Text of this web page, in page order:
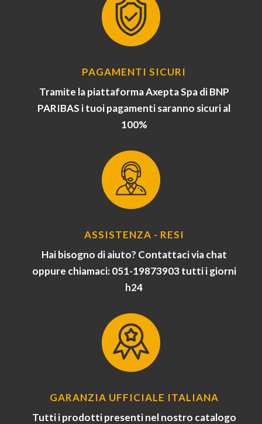
PAGAMENTI SICURI
Tramite la piattaforma Axepta Spa di BNP
PARIBAS i tuoi pagamenti saranno sicuri al
100%
ASSISTENZA - RESI
Hai bisogno di aiuto? Contattaci via chat
oppure chiamaci: 051-19873903 tutti i giorni
h24
GARANZIA UFFICIALE ITALIANA
Tutti i prodotti presenti nel nostro catalogo